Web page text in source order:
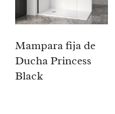
Mampara fija de
Ducha Princess
Black